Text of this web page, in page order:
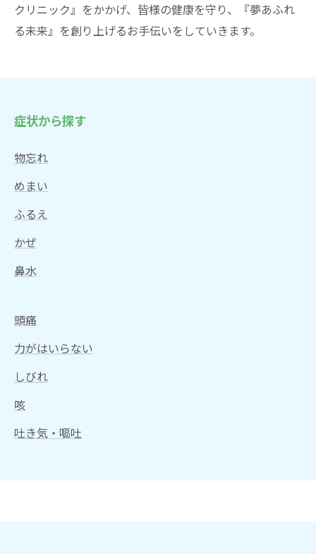
クリニック』をかかげ、皆様の健康を守り、『夢あふれ
る未来』を創り上げるお手伝いをしていきます。
症状から探す
物忘れ
めまい
ふるえ
かぜ
鼻水
頭痛
力がはいらない
しびれ
咳
吐き気・嘔吐